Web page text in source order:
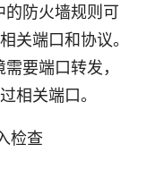
的防火墙规则可
关端口和协议。
要端口转发，
相关端口。
检查